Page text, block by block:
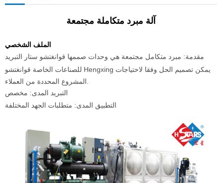
آلة مبرد متكاملة مجتمعة
الملف الشخصي
مقدمة: مبرد متكامل مجتمعة هي وحدات صممها قوانغتشو ستار التبريد
للصناعات الخاصة قوانغتشو Hengxing يمكن تصميم الحل وفقا لاحتياجات
التبريد المدى: مخصص
التطبيق المدى: متطلبات الجهد المختلفة